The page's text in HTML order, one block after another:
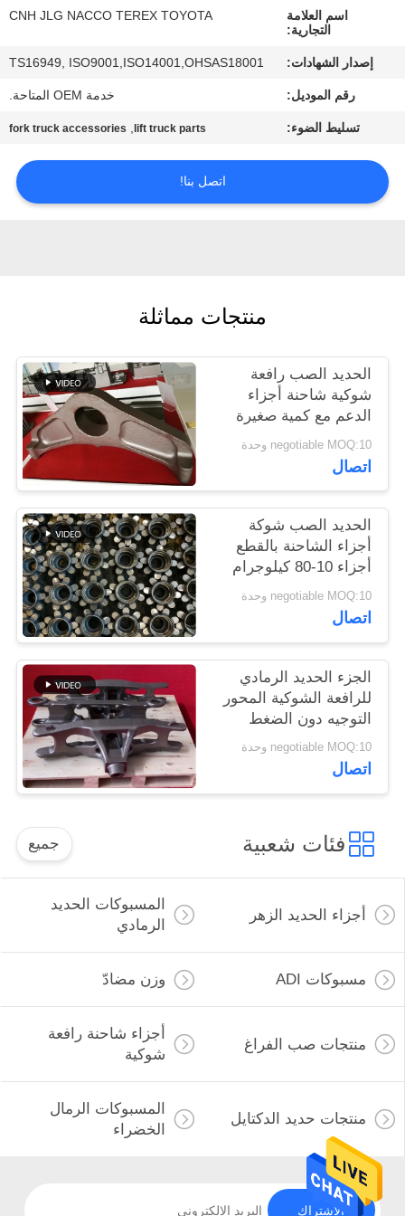
الجودة
اتصل
بنا
خريطة
الموقع
PRIVACY
POLICY
اسم العلامة
التجارية:
CNH JLG NACCO TEREX TOYOTA
إصدار الشهادات: TS16949, ISO9001,ISO14001,OHSAS18001
رقم الموديل: خدمة OEM المتاحة.
تسليط الضوء: lift truck parts
,
fork truck accessories
اتصل بنا!
منتجات مماثلة
الحديد الصب رافعة
شوكية شاحنة أجزاء
الدعم مع كمية صغيرة
مقبولة
negotiable MOQ:10 وحدة
اتصال
الحديد الصب شوكة
أجزاء الشاحنة بالقطع
أجزاء 10-80 كيلوجرام
OEM المتاحة
negotiable MOQ:10 وحدة
اتصال
الجزء الحديد الرمادي
للرافعة الشوكية المحور
التوجيه دون الضغط
البيئي
negotiable MOQ:10 وحدة
اتصال
فئات شعبية جميع
أجزاء الحديد الزهر
المسبوكات الحديد
الرمادي
مسبوكات ADI وزن مضادّ
منتجات صب الفراغ
أجزاء شاحنة رافعة
شوكية
منتجات حديد الدكتايل
المسبوكات الرمال
الخضراء
الاشتراك